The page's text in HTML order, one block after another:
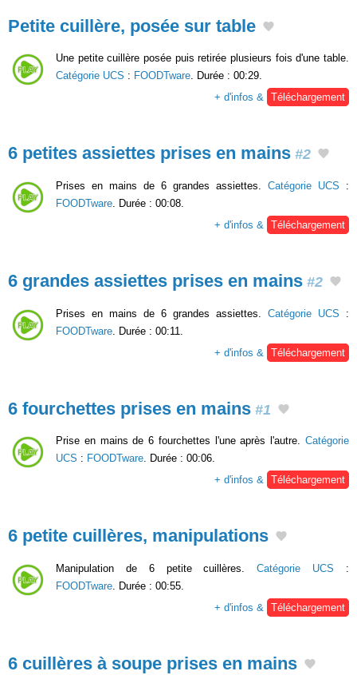
Petite cuillère, posée sur table
Une petite cuillère posée puis retirée plusieurs fois d'une table.
Catégorie UCS : FOODTware. Durée : 00:29.
+ d'infos & Téléchargement
6 petites assiettes prises en mains #2
Prises en mains de 6 grandes assiettes. Catégorie UCS :
FOODTware. Durée : 00:08.
+ d'infos & Téléchargement
6 grandes assiettes prises en mains #2
Prises en mains de 6 grandes assiettes. Catégorie UCS :
FOODTware . Durée : 00:11.
+ d'infos &
Téléchargement
6 fourchettes prises en mains #1
Prise en mains de 6 fourchettes l'une après l'autre. Catégorie
UCS : FOODTware. Durée : 00:06.
+ d'infos & Téléchargement
6 petite cuillères, manipulations
Manipulation de 6 petite cuillères.Catégorie UCS :
FOODTware. Durée : 00:55.
+ d'infos & Téléchargement
6 cuillères à soupe prises en mains